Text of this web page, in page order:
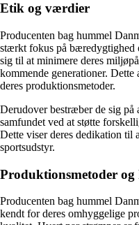
Etik og værdier
Producenten bag hummel
stærkt fokus på bæredygtighed
sig til at minimere deres
kommende generationer.
deres produktionsmetoder.
Derudover bestræber de sig
samfundet ved at støtte
Dette viser deres dedikation til
sportsudstyr.
Produktionsmetoder
Producenten bag hummel
kendt for deres omhyggelige